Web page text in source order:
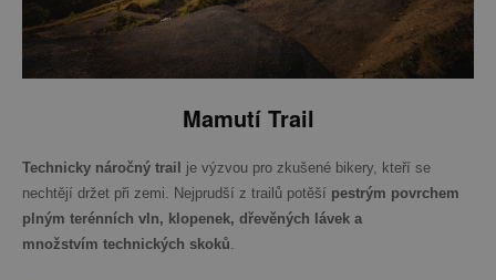
Mamutí Trail
Technicky náročný trail
je výzvou pro zkušené bikery, kteří se
nechtějí držet při zemi. Nejprudší z trailů potěší pestrým povrchem
plným terénních vln, klopenek, dřevěných lávek a
množstvím technických skoků.